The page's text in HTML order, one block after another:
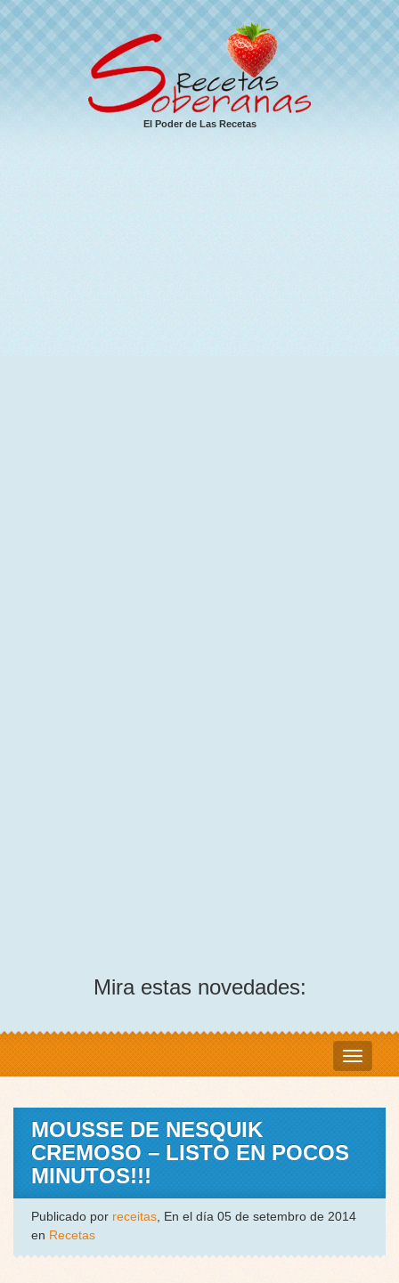
El Poder de Las Recetas
Mira estas novedades:
MOUSSE DE NESQUIK
CREMOSO – LISTO EN POCOS
MINUTOS!!!
Publicado por receitas, En el día 05 de setembro de 2014
en Recetas